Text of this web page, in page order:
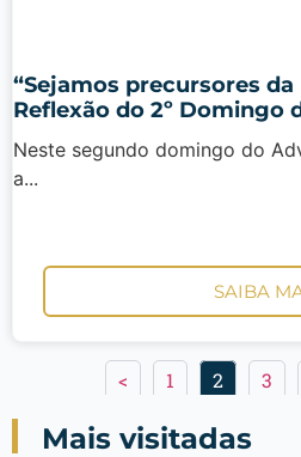
“Sejamos precursores da
Reflexão do 2º Domingo
Neste segundo domingo do
a...
SAIBA
< 1 2 3
Mais visitadas